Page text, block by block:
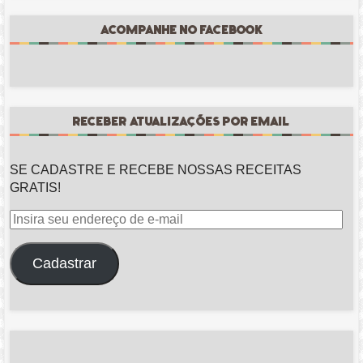
ACOMPANHE NO FACEBOOK
RECEBER ATUALIZAÇÕES POR EMAIL
SE CADASTRE E RECEBE NOSSAS RECEITAS
GRATIS!
Insira
endereço
de
Cadastrar